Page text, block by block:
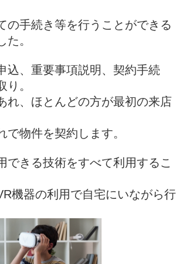
の手続き等を行うことができる
た。
込、重要事項説明、契約手続
り。
れ、ほとんどの方が最初の来店
で物件を契約します。
できる技術をすべて利用するこ
機器の利用で自宅にいながら行